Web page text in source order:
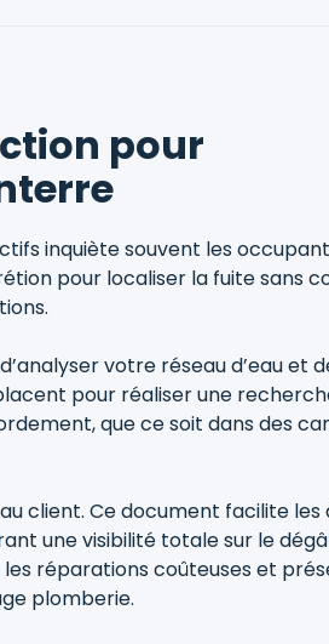
pour
inquiète souvent les
pour localiser la fuite sans
votre réseau d’eau et
pour réaliser une
que ce soit dans des
client. Ce document facilite les
une visibilité totale sur le
les réparations coûteuses et
plomberie.